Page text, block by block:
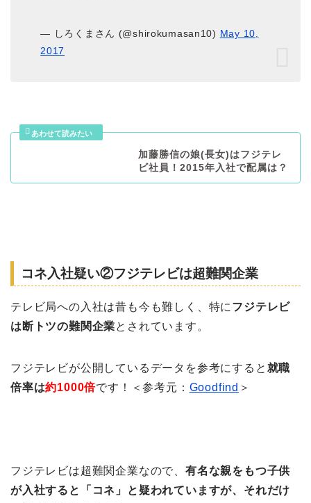
— しろくまさん (@shirokumasan10) May 10,
2017
加藤勝信の娘(長女)はフジテレ
ビ社員！2015年入社で配属は？
コネ入社疑い②フジテレビは超難関企業
テレビ局への入社は昔も今も難しく、特に フジテレビ
は断トツの難関企業とされています。
フジテレビが公開しているデータを参考にすると 就職
倍率は約1000倍です！＜参考元： Goodfind ＞
フジテレビは超難関企業なので、 有名な親をもつ子供
が入社すると「コネ」と疑われていますが、それだけ